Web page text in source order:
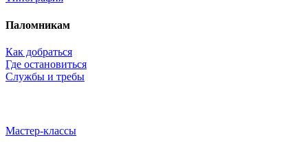
Паломникам
Как добраться
Где остановиться
Службы и требы
Мастер-классы